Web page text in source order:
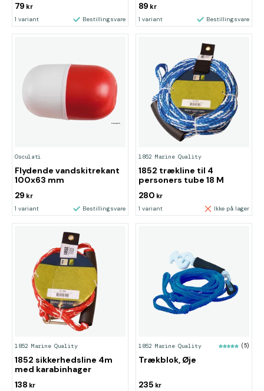
79 kr
1 variant Bestillingsvare
89 kr
1 variant Bestillingsvare
Osculati
Flydende vandskitrekant
100x63 mm
29 kr
1 variant Bestillingsvare
1852 Marine Quality
1852 trækline til 4
personers tube 18 M
280 kr
1 variant Ikke på lager
1852 Marine Quality
1852 sikkerhedsline 4m
med karabinhager
138 kr
1852 Marine Quality (5)
Trækblok, Øje
235 kr